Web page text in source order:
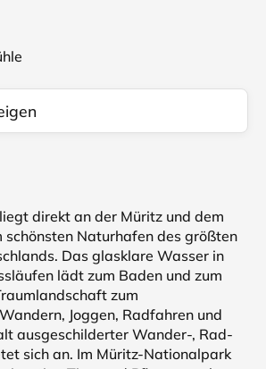
direkt an der Müritz und dem
schönsten Naturhafen des größten
Das glasklare Wasser in
lädt zum Baden und zum
zum
Joggen, Radfahren und
ausgeschilderter Wander-, Rad-
sich an. Im Müritz-Nationalpark